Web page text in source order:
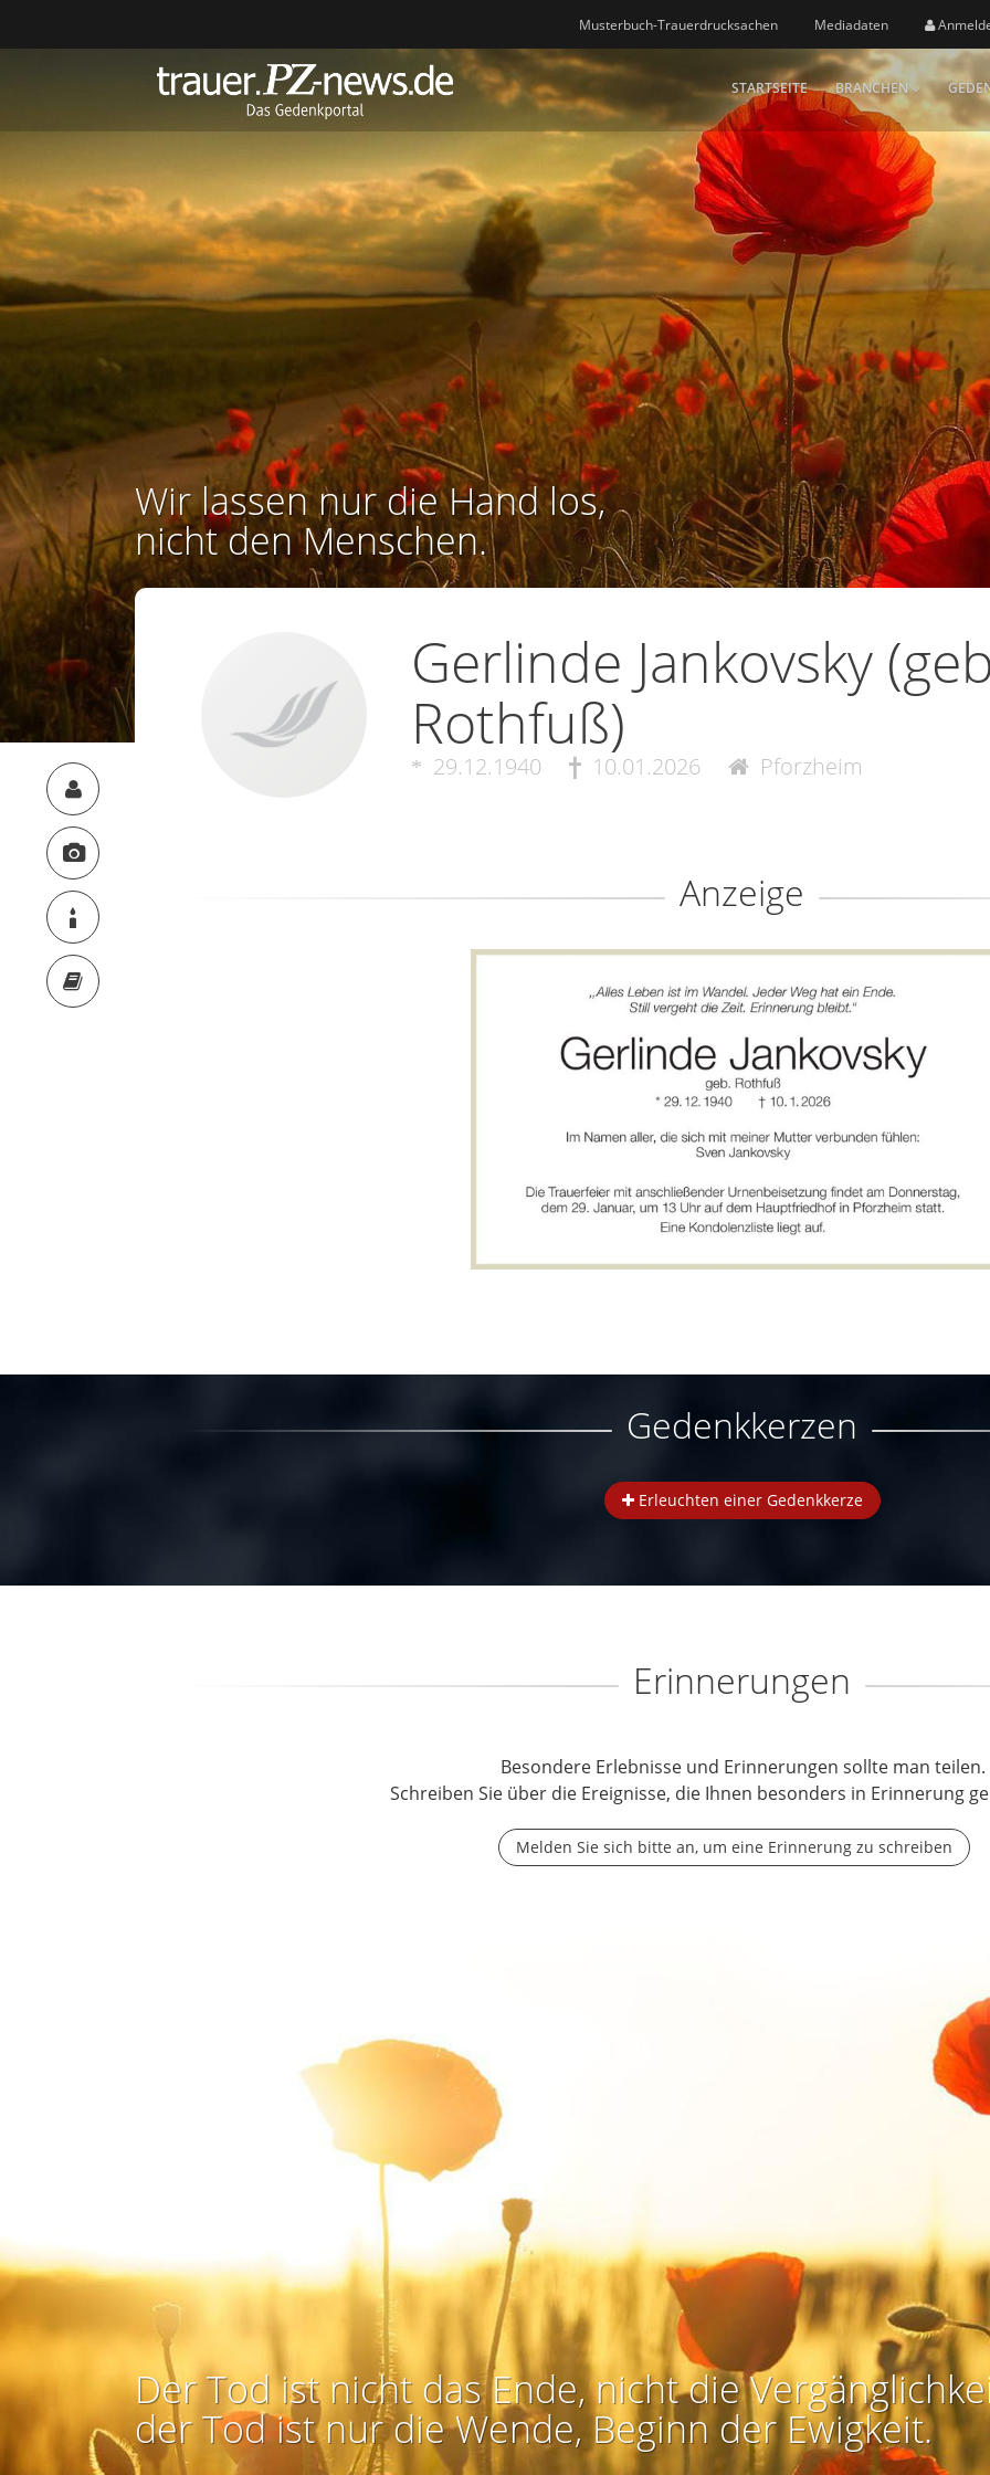
Musterbuch-Trauerdrucksachen Mediadaten
STARTSEITE BRANCHEN
Wir lassen nur die Hand los,
nicht den Menschen.
Gerlinde Jankovsky
Rothfuß)
29.12.1940 10.01.2026 Pforzheim
Anzeige
Gedenkkerzen
Erleuchten einer Gedenkkerze
Erinnerungen
Besondere Erlebnisse und Erinnerungen sollte man teilen.
Schreiben Sie über die Ereignisse, die Ihnen besonders in Erinnerung
Melden Sie sich bitte an, um eine Erinnerung zu schreiben
Der Tod ist nicht das Ende, nicht die
der Tod ist nur die Wende, Beginn der Ewigkeit.